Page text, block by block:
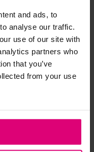
and ads, to
analyse our traffic.
use of our site with
partners who
that you’ve
from your use
bestand tegen de hitte
Ook in veel
en mogen dus
T-shirt